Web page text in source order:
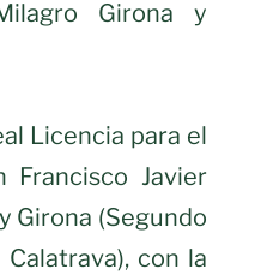
Girona y
Licencia para el
Francisco Javier
Girona (Segundo
con la